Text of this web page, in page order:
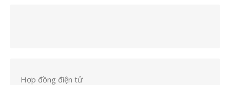
Hợp đồng điện tử